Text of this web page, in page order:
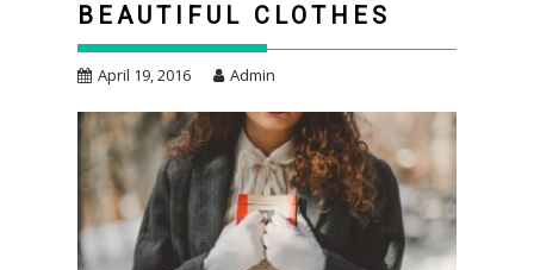
BEAUTIFUL CLOTHES
April 19, 2016 Admin